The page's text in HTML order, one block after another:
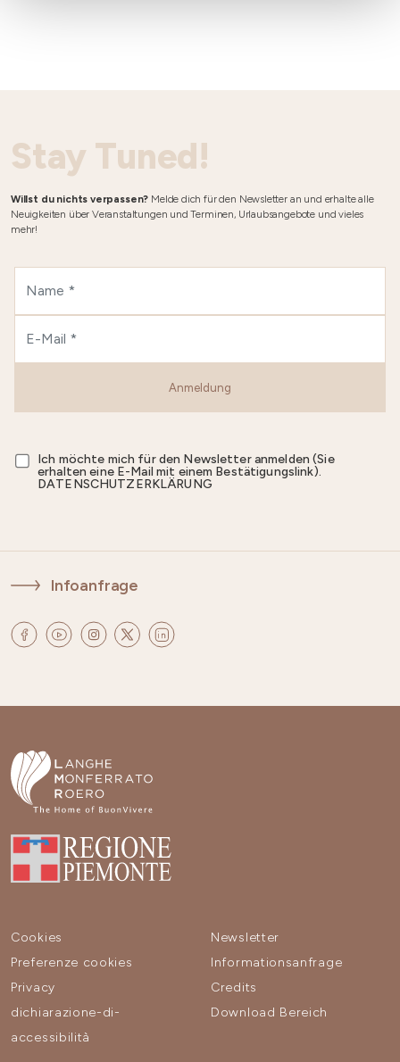
Stay Tuned!
Willst du nichts verpassen? Melde dich für den Newsletter an und erhalte alle
Neuigkeiten über Veranstaltungen und Terminen, Urlaubsangebote und vieles
mehr!
Anmeldung
Ich möchte mich für den Newsletter anmelden (Sie
erhalten eine E-Mail mit einem Bestätigungslink).
DATENSCHUTZERKLÄRUNG
Infoanfrage
Cookies
Preferenze cookies
Privacy
dichiarazione-di-
accessibilità
Newsletter
Informationsanfrage
Credits
Download Bereich